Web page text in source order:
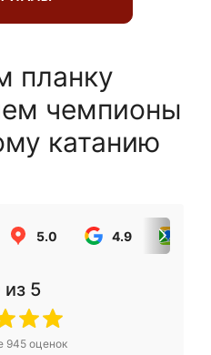
планку
чемпионы
катанию
5.0 4.9
из 5
945оценок